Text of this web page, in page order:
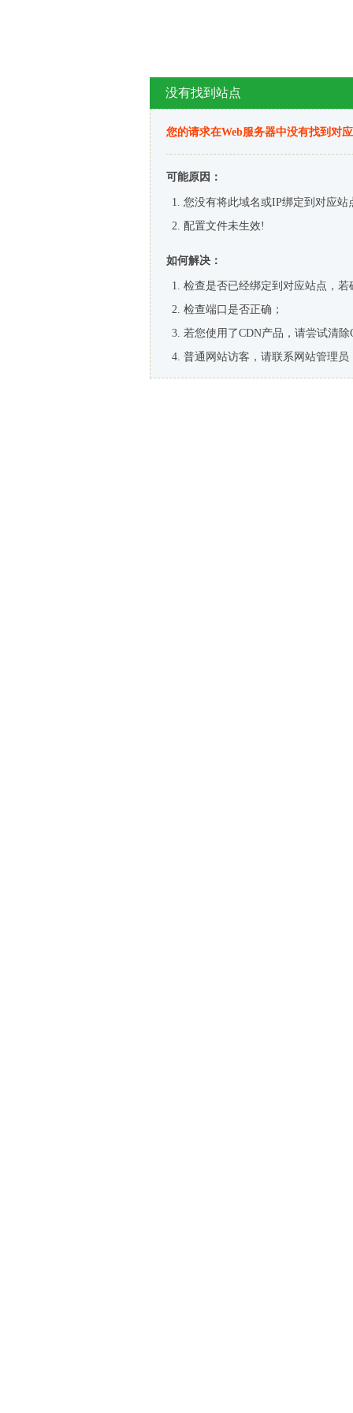
没有找到站点
您的请求在Web服务器中没有找到对
可能原因：
您没有将此域名或IP绑定到对应站
配置文件未生效!
如何解决：
检查是否已经绑定到对应站点，
检查端口是否正确；
若您使用了CDN产品，请尝试清除
普通网站访客，请联系网站管理员